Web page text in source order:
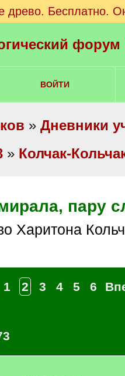
древо. Бесплатно.
ВОЙТИ
» Дневники
» Колчак-
пару
Харитона
1 2 3 4 5 6